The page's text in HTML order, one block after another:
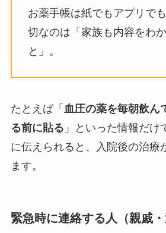
お薬手帳は紙でもアプリで
切なのは「家族も内容をわ
と」。
たとえば「 血圧の薬を毎朝飲ん
る前に貼る 」といった情報だけ
に伝えられると、入院後の治療
ます。
緊急時に連絡する人（親戚・